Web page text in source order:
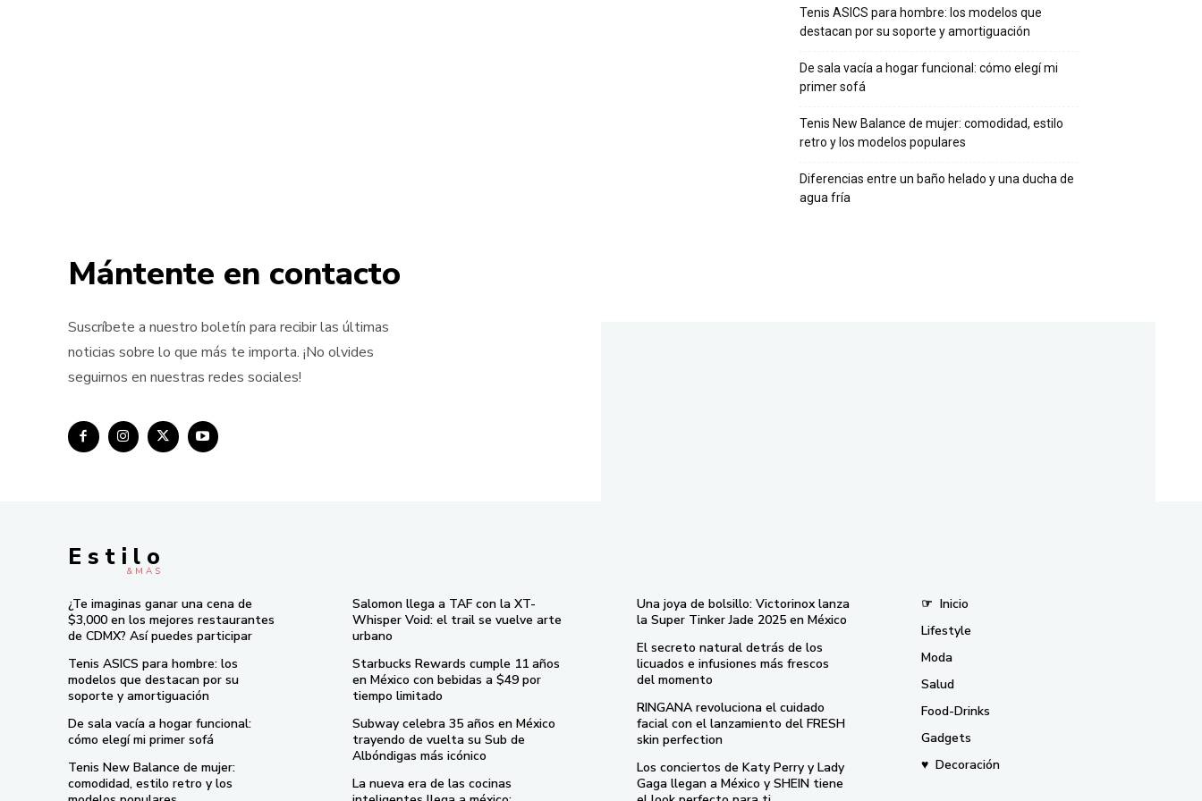
Tenis ASICS para hombre: los modelos que
destacan por su soporte y amortiguación
De sala vacía a hogar funcional: cómo elegí mi
primer sofá
Tenis New Balance de mujer: comodidad, estilo
retro y los modelos populares
Diferencias entre un baño helado y una ducha de
agua fría
Mántente en contacto
Suscríbete a nuestro boletín para recibir las últimas
noticias sobre lo que más te importa. ¡No olvides
seguirnos en nuestras redes sociales!
E s t i l o
& M À S
¿Te imaginas ganar una cena de
$3,000 en los mejores restaurantes
de CDMX? Así puedes participar
Tenis ASICS para hombre: los
modelos que destacan por su
soporte y amortiguación
De sala vacía a hogar funcional:
cómo elegí mi primer sofá
Tenis New Balance de mujer:
comodidad, estilo retro y los
Salomon llega a TAF con la XT-
Whisper Void: el trail se vuelve arte
urbano
Starbucks Rewards cumple 11 años
en México con bebidas a $49 por
tiempo limitado
Subway celebra 35 años en México
trayendo de vuelta su Sub de
Albóndigas más icónico
La nueva era de las cocinas
Una joya de bolsillo: Victorinox lanza
la Super Tinker Jade 2025 en México
El secreto natural detrás de los
licuados e infusiones más frescos
del momento
RINGANA revoluciona el cuidado
facial con el lanzamiento del FRESH
skin perfection
Los conciertos de Katy Perry y Lady
Gaga llegan a México y SHEIN tiene
☞ Inicio
Lifestyle
Moda
Salud
Food-Drinks
Gadgets
♥ Decoración